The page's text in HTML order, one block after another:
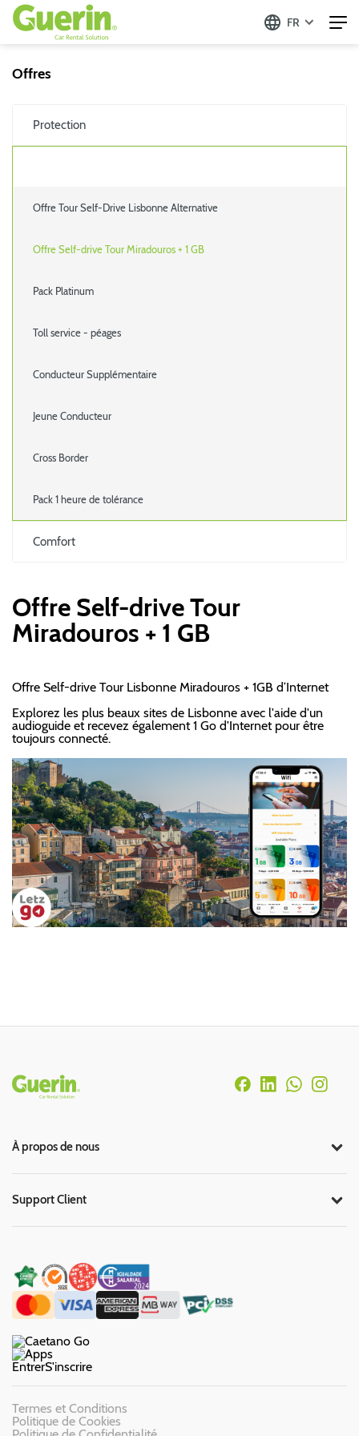
FR
Offres
Protection
Offre Tour Self-Drive Lisbonne Alternative
Offre Self-drive Tour Miradouros + 1 GB
Pack Platinum
Toll service - péages
Conducteur Supplémentaire
Jeune Conducteur
Cross Border
Pack 1 heure de tolérance
Comfort
Offre Self-drive Tour
Miradouros + 1 GB
Offre Self-drive Tour Lisbonne Miradouros + 1GB d’Internet
Explorez les plus beaux sites de Lisbonne avec l'aide d'un
audioguide et recevez également 1 Go d'Internet pour être
toujours connecté.
Rodapé
À propos de nous
Support Client
EntrerS'inscrire
Termes et Conditions
Politique de Cookies